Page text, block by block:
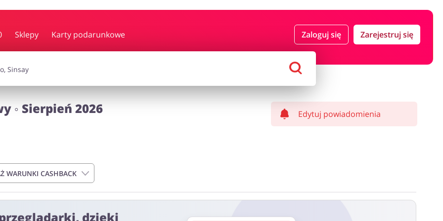
Sklepy Karty podarunkowe Zaloguj się Zarejestruj się
Zdrowie i uroda
◦ Sierpień 2026 Edytuj powiadomienia
WARUNKI CASHBACK
72h od momentu złożenia zamówienia. Nie dotyczy on kosztów dostawy oraz może być naliczony od kwoty zamówienia
dzięki